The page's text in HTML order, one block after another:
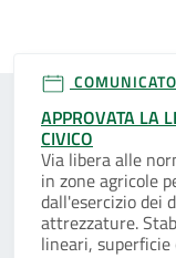
APPROVATA LA
CIVICO
Via libera alle
in zone agricole
dall'esercizio dei
attrezzature.
lineari,